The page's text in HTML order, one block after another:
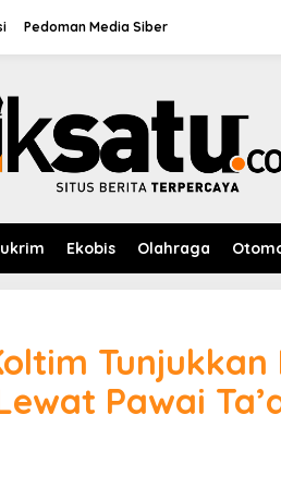
Pedoman Media Siber
Ekobis Olahraga
Pawai